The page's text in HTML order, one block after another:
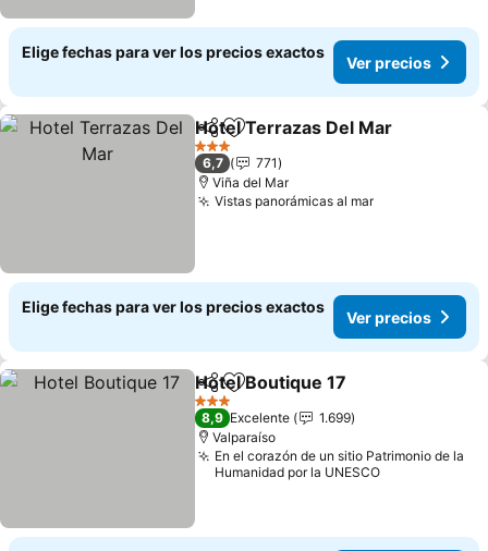
Elige fechas para ver los precios exactos
Ver precios
CompartirAgregar a favoritos
Hotel Terrazas Del Mar
3 Estrellas
6,7
771
Viña del Mar
Vistas panorámicas al marVer precios
Elige fechas para ver los precios exactos
Ver precios
CompartirAgregar a favoritos
Hotel Boutique 17
3 Estrellas
8,9 Excelente
1.699
Valparaíso
En el corazón de un sitio Patrimonio de la
Humanidad por la UNESCO